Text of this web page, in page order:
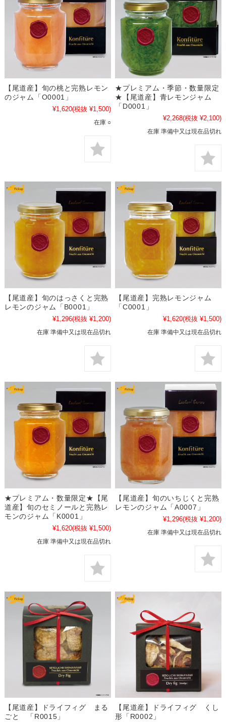
【尾道産】旬の桃と完熟レモン
のジャム「O0001」
¥1,620(税抜 ¥1,500)
在庫 ○
★プレミアム・季節・数量限定
★【尾道産】青レモンジャム
「D0001」
¥2,268(税抜 ¥2,100)
在庫 準備中又は現在品切れ
【尾道産】旬のはっさくと完熟
レモンのジャム「B0001」
¥1,296(税抜 ¥1,200)
在庫 準備中又は現在品切れ
【尾道産】完熟レモンジャム
「C0001」
¥1,620(税抜 ¥1,500)
在庫 準備中又は現在品切れ
★プレミアム・数量限定★【尾
道産】旬のセミノールと完熟レ
モンのジャム「K0001」
¥1,620(税抜 ¥1,500)
在庫 準備中又は現在品切れ
【尾道産】旬のいちじくと完熟
レモンのジャム「A0007」
¥1,296(税抜 ¥1,200)
在庫 準備中又は現在品切れ
【尾道産】ドライフィグ まる
ごと 「R0015」
【尾道産】ドライフィグ くし
形「R0002」